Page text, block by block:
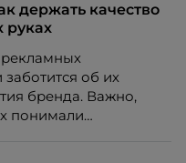
держать качество
руках
об их
бренда. Важно,
понимали